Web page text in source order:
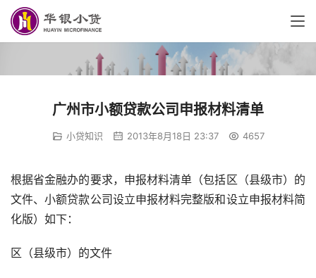
广州市小额贷款公司申报材料清单
小贷知识 2013年8月18日 23:37 4657
根据省金融办的要求，申报材料清单（包括区（县级市）的
文件、小额贷款公司设立申报材料完整版和设立申报材料简
化版）如下：
区（县级市）的文件